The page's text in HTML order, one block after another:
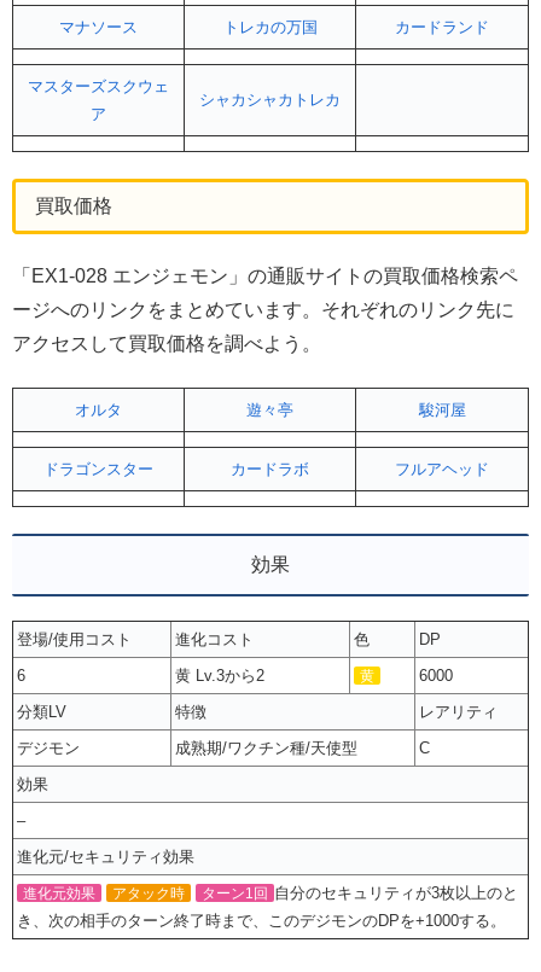
マナソース トレカの万国 カードランド
マスターズスクウェ
ア
シャカシャカトレカ
買取価格
「EX1-028 エンジェモン」の通販サイトの買取価格検索ペ
ージへのリンクをまとめています。それぞれのリンク先に
アクセスして買取価格を調べよう。
オルタ 遊々亭 駿河屋
ドラゴンスター カードラボ フルアヘッド
効果
登場/使用コスト 進化コスト 色
DP
6
黄 Lv.3から2 黄
6000
分類LV
特徴
レアリティ
デジモン
成熟期/ワクチン種/天使型
C
効果
–
進化元/セキュリティ効果
進化元効果 アタック時 ターン1回 自分のセキュリティが3枚以上のと
き、次の相手のターン終了時まで、このデジモンのDPを+1000する。